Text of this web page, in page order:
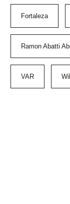
Fortaleza
Ramon Abatti
VAR